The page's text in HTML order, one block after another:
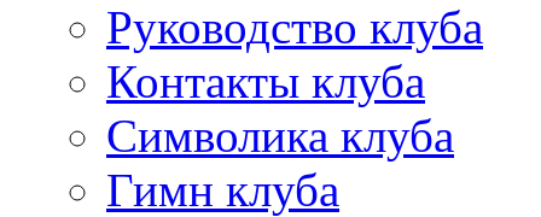
Руководство клуба
Контакты клуба
Символика клуба
Гимн клуба